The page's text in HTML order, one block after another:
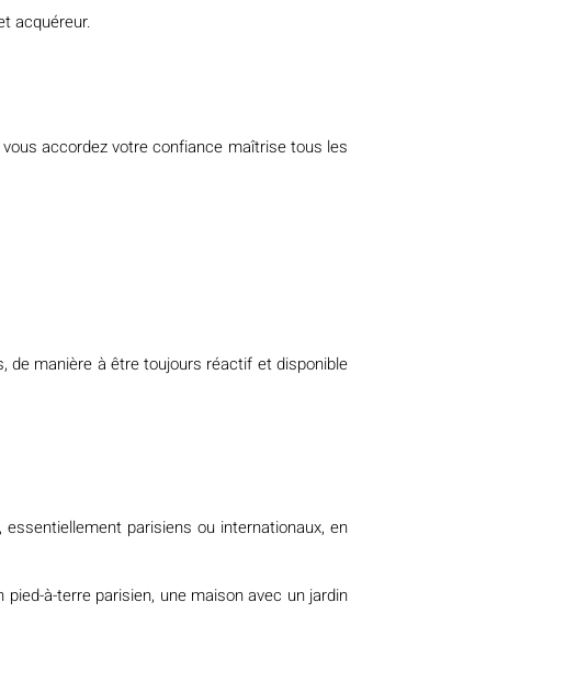
acquéreur.
accordez votre confiance maîtrise tous les
de manière à être toujours réactif et disponible
parisiens ou internationaux, en
à-terre parisien, une maison avec un jardin